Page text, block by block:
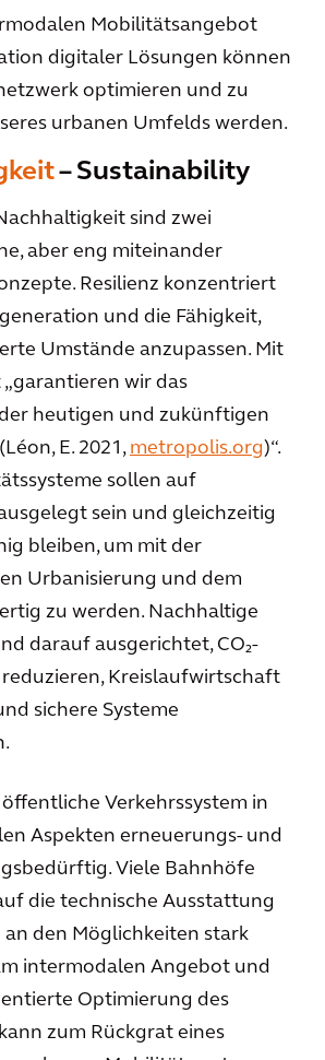
Mobilitätsangebot
digitaler Lösungen können
optimieren und zu
urbanen Umfelds werden.
– Sustainability
sind zwei
aber eng miteinander
Resilienz konzentriert
und die Fähigkeit,
Umstände anzupassen. Mit
wir das
heutigen und zukünftigen
E. 2021, metropolis.org)“.
sollen auf
sein und gleichzeitig
bleiben, um mit der
Urbanisierung und dem
zu werden. Nachhaltige
darauf ausgerichtet, CO₂-
reduzieren, Kreislaufwirtschaft
sichere Systeme
Verkehrssystem in
Aspekten erneuerungs- und
Viele Bahnhöfe
die technische Ausstattung
an den Möglichkeiten stark
intermodalen Angebot und
Optimierung des
zum Rückgrat eines